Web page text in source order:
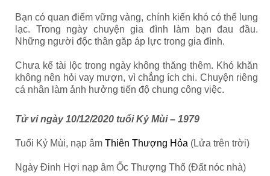
Bạn có quan điểm vững vàng, chính kiến khó có thể lung
lạc. Trong ngày chuyện gia đình làm bạn đau đầu.
Những người độc thân găp áp lực trong gia đình.
Chưa kể tài lộc trong ngày không thăng thêm. Khó khăn
không nên hỏi vay mượn, vì chẳng ích chi. Chuyện riêng
cá nhân làm ảnh hưởng tiến độ chung công việc.
Tử vi ngày 10/12/2020 tuổi Kỷ Mùi – 1979
Tuổi Kỷ Mùi, nạp âm Thiên Thượng Hỏa (Lửa trên trời)
Ngày Đinh Hợi nạp âm Ốc Thượng Thổ (Đất nóc nhà)